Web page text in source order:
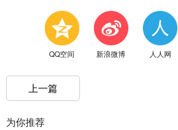
QQ空间 新浪微博 人人网
上一篇
为你推荐